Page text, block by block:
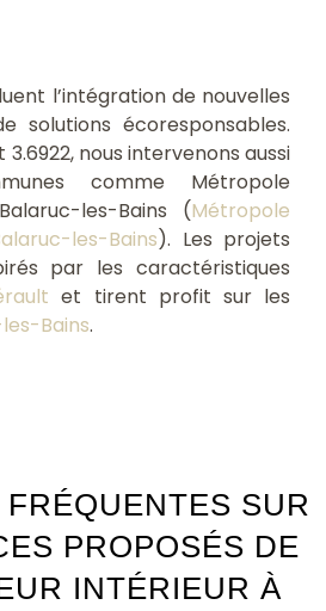
l’intégration de nouvelles
solutions écoresponsables.
3.6922, nous intervenons aussi
comme Métropole
les-Bains (Métropole
les-Bains). Les projets
par les caractéristiques
et tirent profit sur les
Bains.
SUR
PROPOSÉS DE
INTÉRIEUR À